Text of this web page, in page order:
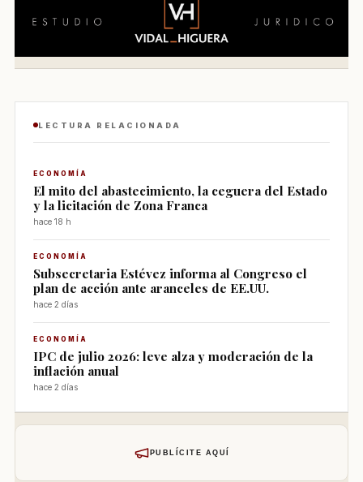
LECTURA RELACIONADA
ECONOMÍA
El mito del abastecimiento, la ceguera del Estado
y la licitación de Zona Franca
hace 18 h
ECONOMÍA
Subsecretaria Estévez informa al Congreso el
plan de acción ante aranceles de EE.UU.
hace 2 días
ECONOMÍA
IPC de julio 2026: leve alza y moderación de la
inflación anual
hace 2 días
PUBLÍCITE AQUÍ